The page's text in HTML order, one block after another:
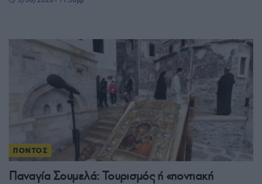
ΠΟΝΤΟΣ
Παναγία Σουμελά: Τουρισμός ή «ποντιακή